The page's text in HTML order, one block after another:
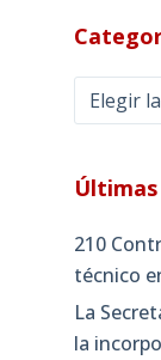
Categorías
210
técnico
La
la